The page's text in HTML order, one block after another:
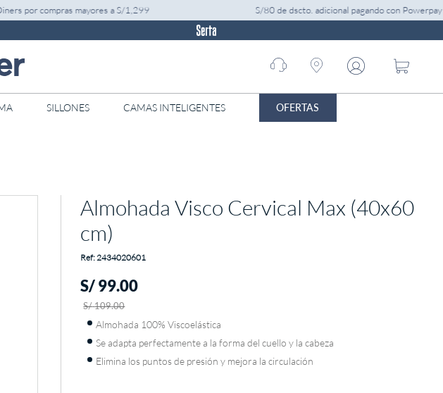
por compras mayores a S/1,299 S/80 de dscto. adicional pagando con Powerpay
center
SILLONES CAMAS INTELIGENTES OFERTAS
Almohada Visco Cervical Max (40x60
cm)
: 2434020601
S/99.00
S/109.00
Almohada 100% Viscoelástica
Se adapta perfectamente a la forma del cuello y la cabeza
Elimina los puntos de presión y mejora la circulación